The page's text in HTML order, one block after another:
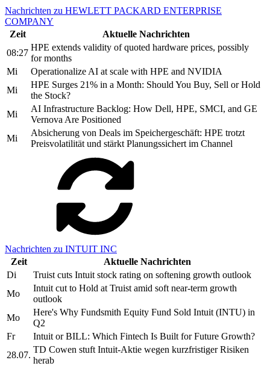
Nachrichten zu HEWLETT PACKARD ENTERPRISE
COMPANY
Zeit
Aktuelle Nachrichten
08:27
HPE extends validity of quoted hardware prices, possibly
for months
Mi
Operationalize AI at scale with HPE and NVIDIA
Mi
HPE Surges 21% in a Month: Should You Buy, Sell or Hold
the Stock?
Mi
AI Infrastructure Backlog: How Dell, HPE, SMCI, and GE
Vernova Are Positioned
Mi
Absicherung von Deals im Speichergeschäft: HPE trotzt
Preisvolatilität und stärkt Planungssichert im Channel
Nachrichten zu INTUIT INC
Zeit
Aktuelle Nachrichten
Di
Truist cuts Intuit stock rating on softening growth outlook
Mo
Intuit cut to Hold at Truist amid soft near-term growth
outlook
Mo
Here's Why Fundsmith Equity Fund Sold Intuit (INTU) in
Q2
Fr
Intuit or BILL: Which Fintech Is Built for Future Growth?
28.07.
TD Cowen stuft Intuit-Aktie wegen kurzfristiger Risiken
herab